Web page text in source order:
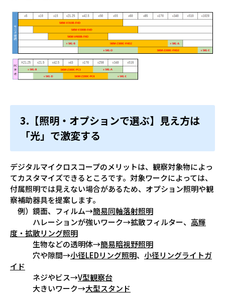
3.【照明・オプションで選ぶ】見え方は
「光」で激変する
デジタルマイクロスコープのメリットは、観察対象物によっ
てカスタマイズできるところです。対象ワークによっては、
付属照明では見えない場合があるため、オプション照明や観
察補助器具を提案します。
例）鏡面、フィルム→簡易同軸落射照明
ハレーションが強いワーク→拡散フィルター、 高輝
度・拡散リング照明
生物などの透明体→簡易暗視野照明
穴や隙間→小径LEDリング照明、 小径リングライトガ
イド
ネジやビス→V型観察台
大きいワーク→大型スタンド